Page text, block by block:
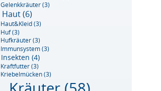
Gelenkkräuter(3)
Haut(6)
Haut&Kleid(3)
Huf(3)
Hufkräuter(3)
Immunsystem(3)
Insekten (4)
Kraftfutter(3)
Kriebelmücken(3)